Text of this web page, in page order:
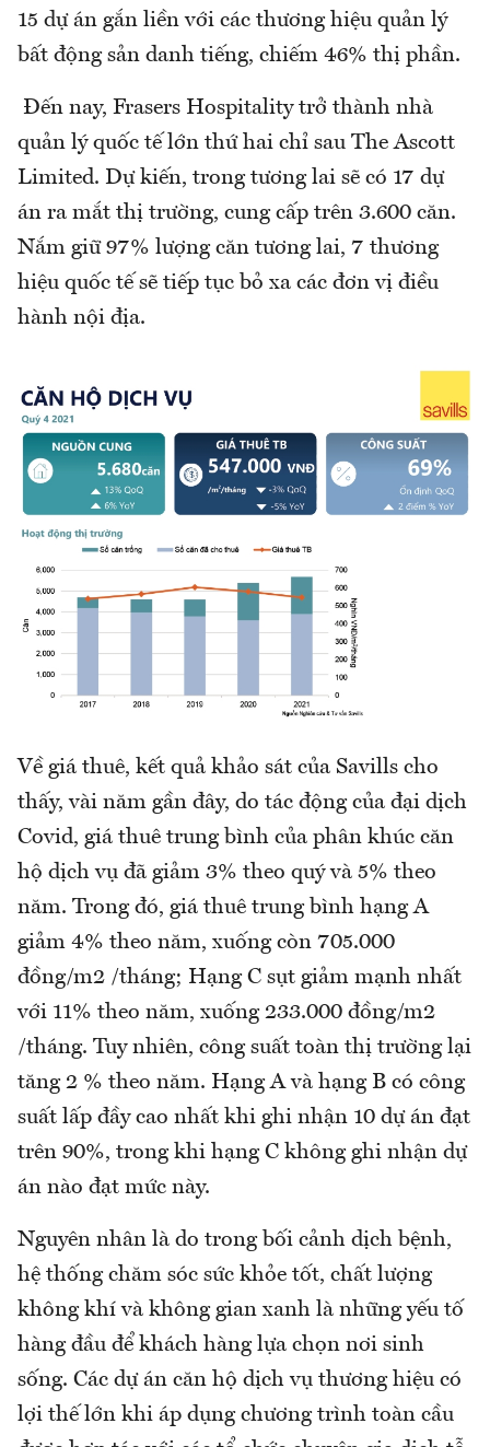
15 dự án gắn liền với các thương hiệu quản lý
bất động sản danh tiếng, chiếm 46% thị phần.
Đến nay, Frasers Hospitality trở thành nhà
quản lý quốc tế lớn thứ hai chỉ sau The Ascott
Limited. Dự kiến, trong tương lai sẽ có 17 dự
án ra mắt thị trường, cung cấp trên 3.600 căn.
Nắm giữ 97% lượng căn tương lai, 7 thương
hiệu quốc tế sẽ tiếp tục bỏ xa các đơn vị điều
hành nội địa.
Về giá thuê, kết quả khảo sát của Savills cho
thấy, vài năm gần đây, do tác động của đại dịch
Covid, giá thuê trung bình của phân khúc căn
hộ dịch vụ đã giảm 3% theo quý và 5% theo
năm. Trong đó, giá thuê trung bình hạng A
giảm 4% theo năm, xuống còn 705.000
đồng/m2 /tháng; Hạng C sụt giảm mạnh nhất
với 11% theo năm, xuống 233.000 đồng/m2
/tháng. Tuy nhiên, công suất toàn thị trường lại
tăng 2 % theo năm. Hạng A và hạng B có công
suất lấp đầy cao nhất khi ghi nhận 10 dự án đạt
trên 90%, trong khi hạng C không ghi nhận dự
án nào đạt mức này.
Nguyên nhân là do trong bối cảnh dịch bệnh,
hệ thống chăm sóc sức khỏe tốt, chất lượng
không khí và không gian xanh là những yếu tố
hàng đầu để khách hàng lựa chọn nơi sinh
sống. Các dự án căn hộ dịch vụ thương hiệu có
lợi thế lớn khi áp dụng chương trình toàn cầu